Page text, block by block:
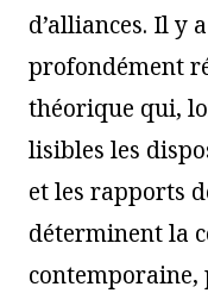
d’alliances. Il y
profondément
théorique qui,
lisibles les
et les rapports
déterminent la